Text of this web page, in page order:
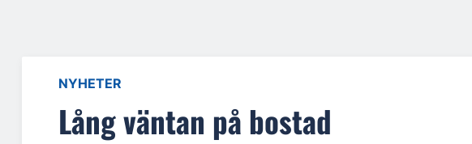
NYHETER
Lång väntan på bostad